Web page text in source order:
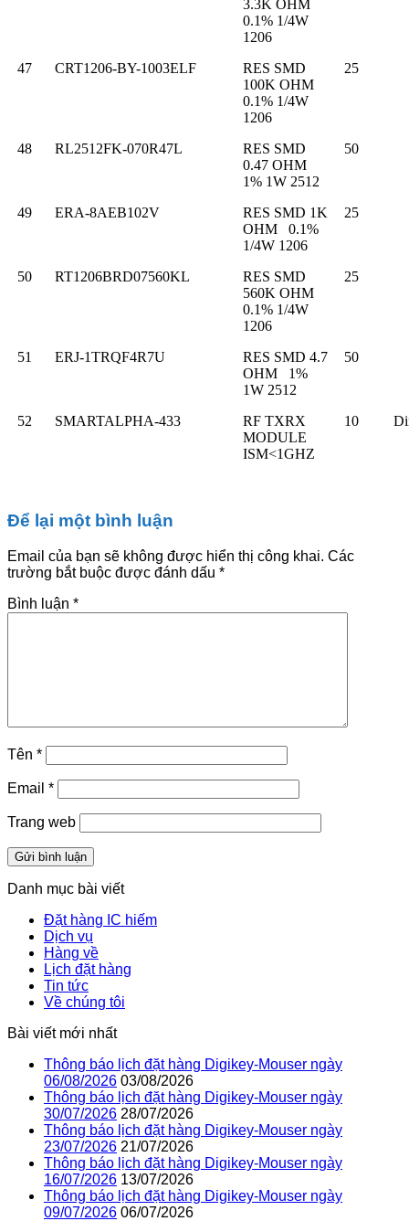
3.3K OHM
0.1% 1/4W
1206
47
CRT1206-BY-1003ELF
RES SMD
100K OHM
0.1% 1/4W
1206
25
48 RL2512FK-070R47L
RES SMD
0.47 OHM
1% 1W 2512
50
49 ERA-8AEB102V
RES SMD 1K
OHM 0.1%
1/4W 1206
25
50 RT1206BRD07560KL
RES SMD
560K OHM
0.1% 1/4W
1206
25
51 ERJ-1TRQF4R7U
RES SMD 4.7
OHM 1%
1W 2512
50
52 SMARTALPHA-433
RF TXRX
MODULE
ISM<1GHZ
10
Để lại một bình luận
Email của bạn sẽ không được hiển thị công khai. Các
trường bắt buộc được đánh dấu *
Bình luận *
Tên *
Email *
Trang web
Danh mục bài viết
Đặt hàng IC hiếm
Dịch vụ
Hàng về
Lịch đặt hàng
Tin tức
Về chúng tôi
Bài viết mới nhất
Thông báo lịch đặt hàng Digikey-Mouser ngày
06/08/2026 03/08/2026
Thông báo lịch đặt hàng Digikey-Mouser ngày
30/07/2026 28/07/2026
Thông báo lịch đặt hàng Digikey-Mouser ngày
23/07/2026 21/07/2026
Thông báo lịch đặt hàng Digikey-Mouser ngày
16/07/2026 13/07/2026
Thông báo lịch đặt hàng Digikey-Mouser ngày
09/07/2026 06/07/2026